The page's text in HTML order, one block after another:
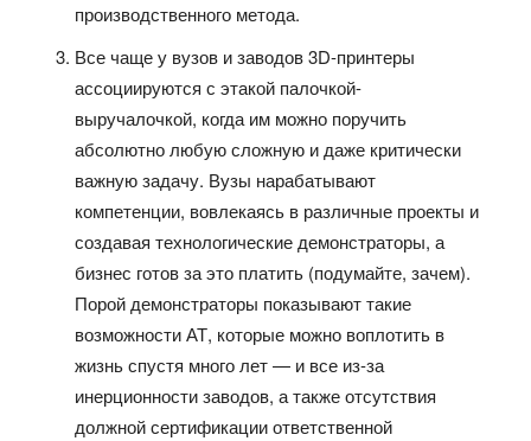
производственного метода.
Все чаще у вузов и заводов 3D-принтеры
ассоциируются с этакой палочкой-
выручалочкой, когда им можно поручить
абсолютно любую сложную и даже критически
важную задачу. Вузы нарабатывают
компетенции, вовлекаясь в различные проекты и
создавая технологические демонстраторы, а
бизнес готов за это платить (подумайте, зачем).
Порой демонстраторы показывают такие
возможности АТ, которые можно воплотить в
жизнь спустя много лет — и все из-за
инерционности заводов, а также отсутствия
должной сертификации ответственной